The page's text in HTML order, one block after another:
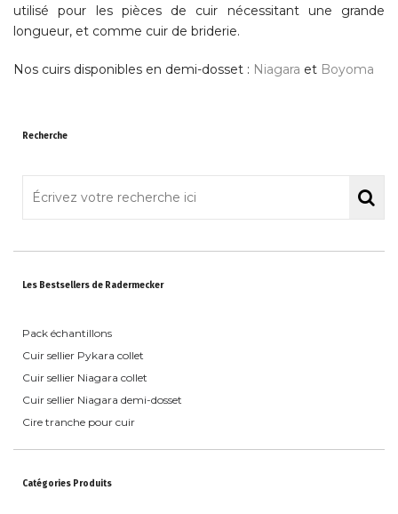
utilisé pour les pièces de cuir nécessitant une grande
longueur, et comme cuir de briderie.
Nos cuirs disponibles en demi-dosset : Niagara et Boyoma
Recherche
Les Bestsellers de Radermecker
Pack échantillons
Cuir sellier Pykara collet
Cuir sellier Niagara collet
Cuir sellier Niagara demi-dosset
Cire tranche pour cuir
Catégories Produits